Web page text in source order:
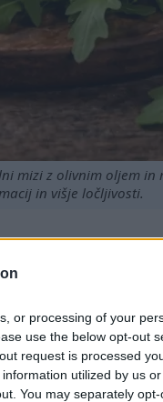
or processing of your
use the below opt-out
request is processed
utilized by us
You may separately
mizi z olivnim oljem in
in višje ločljivosti.
funkcijo.
stresu v telesu.
v uravnoteženo
k različnim jedem.